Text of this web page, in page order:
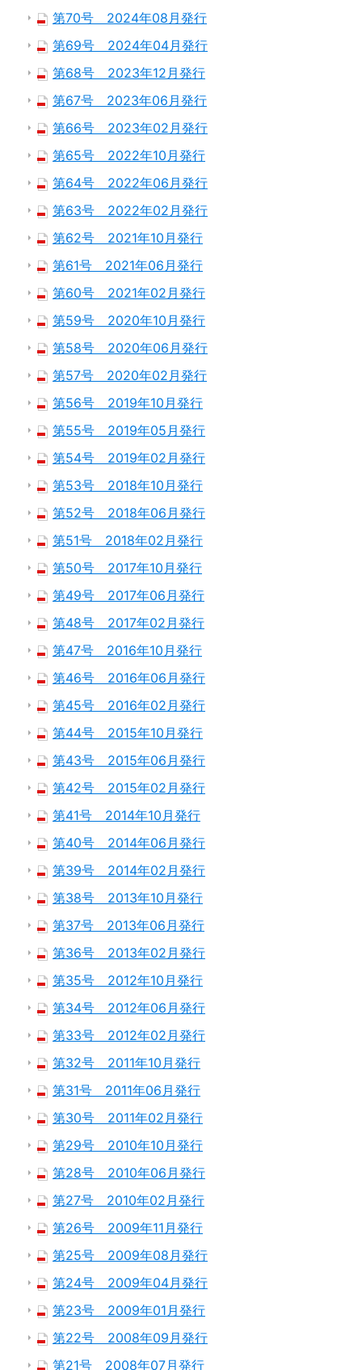
第70号 2024年08月発行
第69号 2024年04月発行
第68号 2023年12月発行
第67号 2023年06月発行
第66号 2023年02月発行
第65号 2022年10月発行
第64号 2022年06月発行
第63号 2022年02月発行
第62号 2021年10月発行
第61号 2021年06月発行
第60号 2021年02月発行
第59号 2020年10月発行
第58号 2020年06月発行
第57号 2020年02月発行
第56号 2019年10月発行
第55号 2019年05月発行
第54号 2019年02月発行
第53号 2018年10月発行
第52号 2018年06月発行
第51号 2018年02月発行
第50号 2017年10月発行
第49号 2017年06月発行
第48号 2017年02月発行
第47号 2016年10月発行
第46号 2016年06月発行
第45号 2016年02月発行
第44号 2015年10月発行
第43号 2015年06月発行
第42号 2015年02月発行
第41号 2014年10月発行
第40号 2014年06月発行
第39号 2014年02月発行
第38号 2013年10月発行
第37号 2013年06月発行
第36号 2013年02月発行
第35号 2012年10月発行
第34号 2012年06月発行
第33号 2012年02月発行
第32号 2011年10月発行
第31号 2011年06月発行
第30号 2011年02月発行
第29号 2010年10月発行
第28号 2010年06月発行
第27号 2010年02月発行
第26号 2009年11月発行
第25号 2009年08月発行
第24号 2009年04月発行
第23号 2009年01月発行
第22号 2008年09月発行
第21号 2008年07月発行